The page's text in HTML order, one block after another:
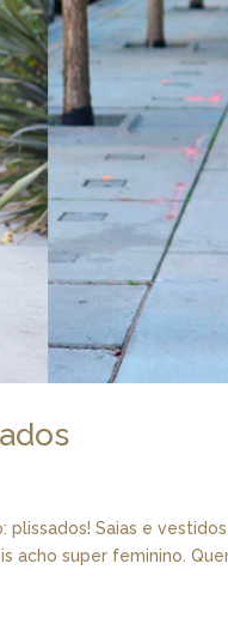
Saias e
super feminino.